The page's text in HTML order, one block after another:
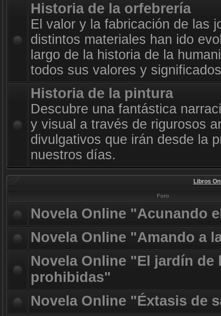
Historia de la orfebrería
El valor y la fabricación de las
distintos materiales han ido
largo de la historia de la
todos sus valores y
Historia de la pintura
Descubre una fantástica
y visual a través de rigurosos
divulgativos que irán desde la
nuestros días.
Libros
Foro
Novela Online "Acunando
Novela Online "Amando a
Novela Online "El jardín de
prohibidas"
Novela Online "Éxtasis de